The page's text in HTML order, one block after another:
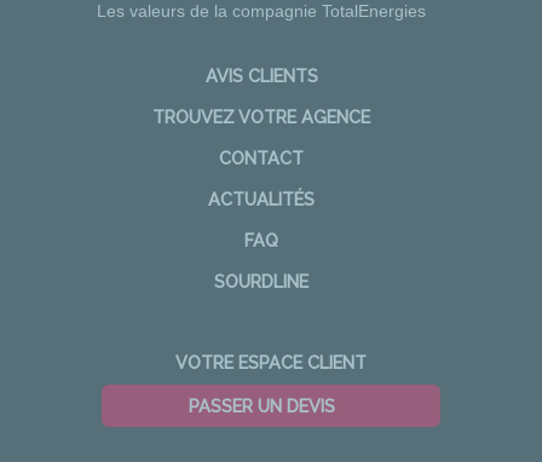
Les valeurs de la compagnie TotalEnergies
AVIS CLIENTS
TROUVEZ VOTRE AGENCE
CONTACT
ACTUALITÉS
FAQ
SOURDLINE
VOTRE ESPACE CLIENT
PASSER UN DEVIS